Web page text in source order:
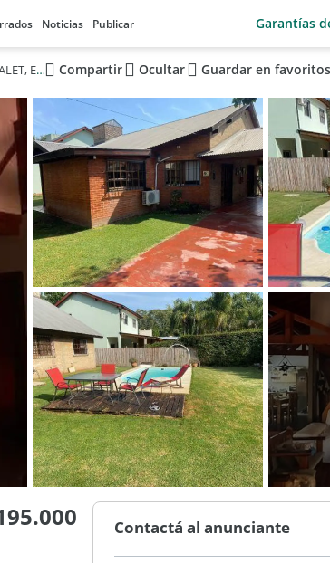
Noticias Publicar Garantías
MAQUINISTA SAVIO, EXCELENTE CHALET, EN LOMAS DE MASCHWITZ, A PASOS DE LA RUTA 26, PAVIMENTO, Compartir Ocultar Guardar en favoritos
Contactá al anunciante